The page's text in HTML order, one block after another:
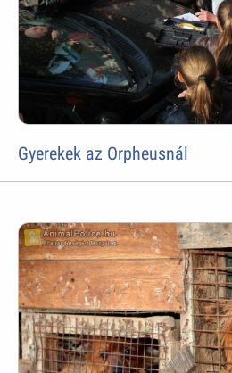
Gyerekek az Orpheusnál